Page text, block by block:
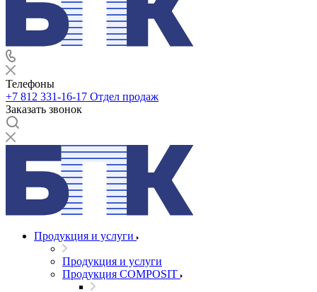
Телефоны
+7 812 331-16-17 Отдел продаж
Заказать звонок
Продукция и услуги
Продукция и услуги
Продукция COMPOSIT